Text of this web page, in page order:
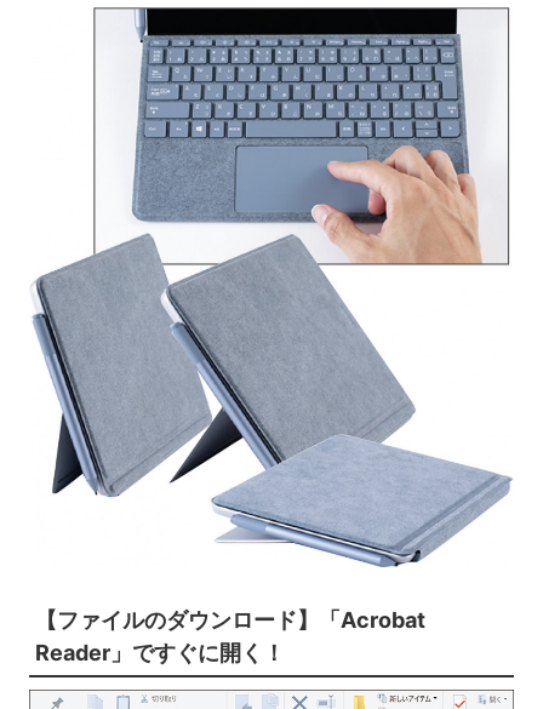
【ファイルのダウンロード】「Acrobat
Reader」ですぐに開く！